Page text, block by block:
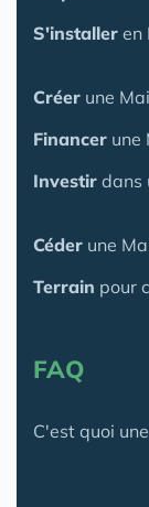
S'installer en
Créer une
Financer une
Investir dans
Céder une
Terrain pour
FAQ
C'est quoi